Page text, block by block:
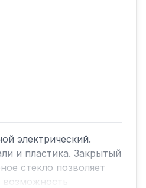
электрический.
и пластика. Закрытый
стекло позволяет
возможность